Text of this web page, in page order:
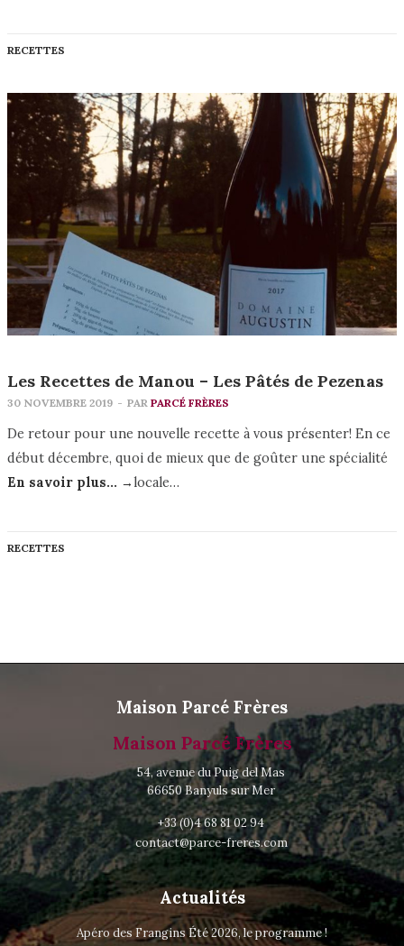
RECETTES
Les Recettes de Manou – Les Pâtés de Pezenas
30 NOVEMBRE 2019 - PAR PARCÉ FRÈRES
De retour pour une nouvelle recette à vous présenter! En ce
début décembre, quoi de mieux que de goûter une spécialité
locale…
En savoir plus... →
RECETTES
Maison Parcé Frères
Maison Parcé Frères
54, avenue du Puig del Mas
66650 Banyuls sur Mer
+33 (0)4 68 81 02 94
contact@parce-freres.com
Actualités
Apéro des Frangins Été 2026, le programme !